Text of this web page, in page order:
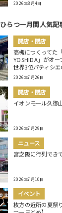
2026年8月4日
ひらつー月間人気記
開店・閉店
高槻につくってた
YOSHIDA」がオ
世界3位パティシ
2026年7月26日
開店・閉店
イオンモール久御
2026年7月29日
ニュース
宮之阪に行列でき
2026年7月10日
イベント
枚方の近所の夏祭